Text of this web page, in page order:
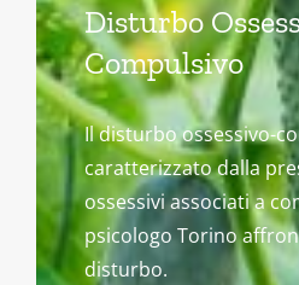
Disturbo
Compulsivo
Il disturbo ossessivo-
caratterizzato dalla
ossessivi associati a
psicologo Torino
disturbo.